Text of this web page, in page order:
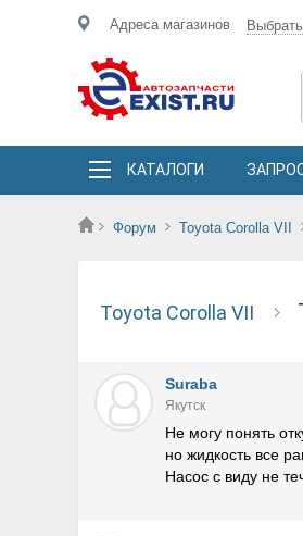
Адреса магазинов
КАТАЛОГИ
Форум Toyota Corolla VII
Toyota Corolla VII
Suraba
Якутск
Не могу понять
но жидкость все
Насос с виду не